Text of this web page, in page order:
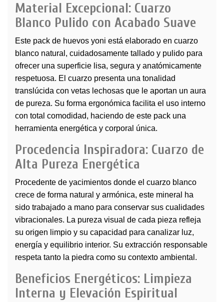
Material Excepcional: Cuarzo
Blanco Pulido con Acabado Suave
Este pack de huevos yoni está elaborado en cuarzo
blanco natural, cuidadosamente tallado y pulido para
ofrecer una superficie lisa, segura y anatómicamente
respetuosa. El cuarzo presenta una tonalidad
translúcida con vetas lechosas que le aportan un aura
de pureza. Su forma ergonómica facilita el uso interno
con total comodidad, haciendo de este pack una
herramienta energética y corporal única.
Procedencia Inspiradora: Cuarzo de
Alta Pureza Energética
Procedente de yacimientos donde el cuarzo blanco
crece de forma natural y armónica, este mineral ha
sido trabajado a mano para conservar sus cualidades
vibracionales. La pureza visual de cada pieza refleja
su origen limpio y su capacidad para canalizar luz,
energía y equilibrio interior. Su extracción responsable
respeta tanto la piedra como su contexto ambiental.
Beneficios Energéticos: Limpieza
Interna y Elevación Espiritual